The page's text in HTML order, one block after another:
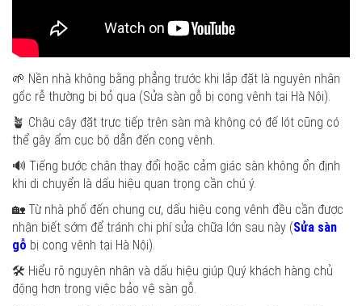
🌱 Nền nhà không bằng phẳng trước khi lắp đặt là nguyên nhân
gốc rễ thường bị bỏ qua (Sửa sàn gỗ bị cong vênh tại Hà Nội).
🪴 Chậu cây đặt trực tiếp trên sàn mà không có đế lót cũng có
thể gây ẩm cục bộ dẫn đến cong vênh.
🔊 Tiếng bước chân thay đổi hoặc cảm giác sàn không ổn định
khi di chuyển là dấu hiệu quan trọng cần chú ý.
🏡 Từ nhà phố đến chung cư, dấu hiệu cong vênh đều cần được
nhận biết sớm để tránh chi phí sửa chữa lớn sau này (Sửa sàn
gỗ bị cong vênh tại Hà Nội).
🛠️ Hiểu rõ nguyên nhân và dấu hiệu giúp Quý khách hàng chủ
động hơn trong việc bảo vệ sàn gỗ.